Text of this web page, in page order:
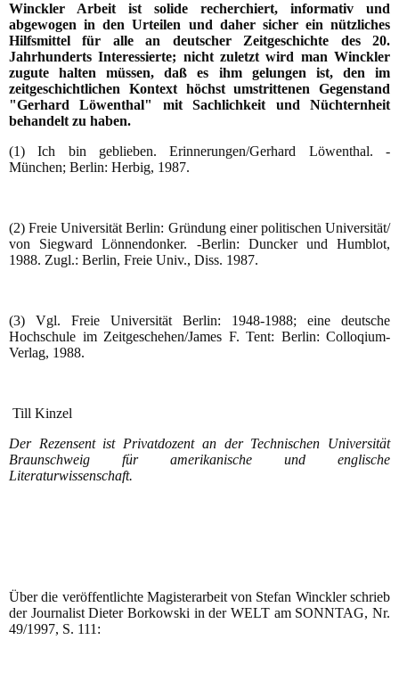
Winckler Arbeit ist solide recherchiert, informativ und
abgewogen in den Urteilen und daher sicher ein nützliches
Hilfsmittel für alle an deutscher Zeitgeschichte des 20.
Jahrhunderts Interessierte; nicht zuletzt wird man Winckler
zugute halten müssen, daß es ihm gelungen ist, den im
zeitgeschichtlichen Kontext höchst umstrittenen Gegenstand
"Gerhard Löwenthal" mit Sachlichkeit und Nüchternheit
behandelt zu haben.
(1) Ich bin geblieben. Erinnerungen/Gerhard Löwenthal. -
München; Berlin: Herbig, 1987.
(2) Freie Universität Berlin: Gründung einer politischen Universität/
von Siegward Lönnendonker. -Berlin: Duncker und Humblot,
1988. Zugl.: Berlin, Freie Univ., Diss. 1987.
(3) Vgl. Freie Universität Berlin: 1948-1988; eine deutsche
Hochschule im Zeitgeschehen/James F. Tent: Berlin: Colloqium-
Verlag, 1988.
Till Kinzel
Der Rezensent ist Privatdozent an der Technischen Universität
Braunschweig für amerikanische und englische
Literaturwissenschaft.
Über die veröffentlichte Magisterarbeit von Stefan Winckler schrieb
der Journalist Dieter Borkowski in der WELT am SONNTAG, Nr.
49/1997, S. 111: